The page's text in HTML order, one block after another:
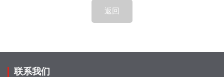
返回
联系我们